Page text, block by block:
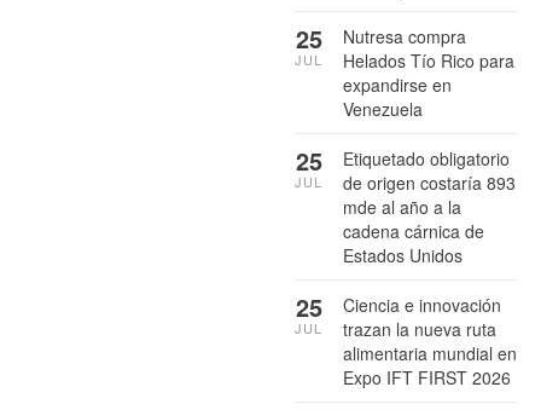
Nutresa compra
Helados Tío Rico para
expandirse en
Venezuela
25
JUL
Etiquetado obligatorio
de origen costaría 893
mde al año a la
cadena cárnica de
Estados Unidos
25
JUL
Ciencia e innovación
trazan la nueva ruta
alimentaria mundial en
Expo IFT FIRST 2026
25
JUL